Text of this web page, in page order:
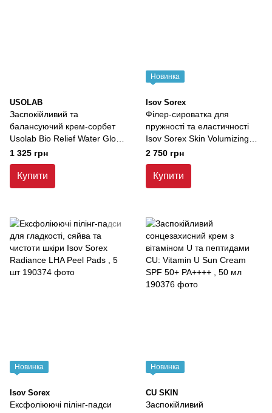
USOLAB
Заспокійливий та
балансуючий крем-сорбет
Usolab Bio Relief Water Glow
Cream , 50 мл
1 325 грн
Купити
Новинка
Isov Sorex
Філер-сироватка для
пружності та еластичності
Isov Sorex Skin Volumizing
Ampoule , 100 мл
2 750 грн
Купити
Новинка
Isov Sorex
Ексфоліюючі пілінг-падси
Новинка
CU SKIN
Заспокійливий